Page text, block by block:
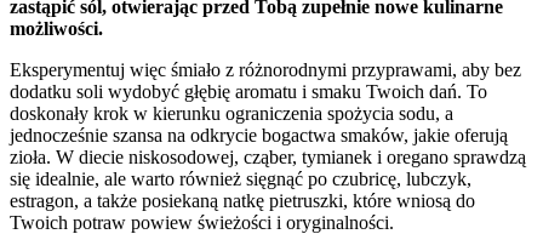
zastąpić sól, otwierając przed Tobą zupełnie nowe kulinarne
możliwości.
Eksperymentuj więc śmiało z różnorodnymi przyprawami, aby bez
dodatku soli wydobyć głębię aromatu i smaku Twoich dań. To
doskonały krok w kierunku ograniczenia spożycia sodu, a
jednocześnie szansa na odkrycie bogactwa smaków, jakie oferują
zioła. W diecie niskosodowej, cząber, tymianek i oregano sprawdzą
się idealnie, ale warto również sięgnąć po czubricę, lubczyk,
estragon, a także posiekaną natkę pietruszki, które wniosą do
Twoich potraw powiew świeżości i oryginalności.